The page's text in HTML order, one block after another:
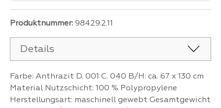
Produktnummer: 98429.2.11
Details
Farbe: Anthrazit D. 001 C. 040 B/H: ca. 67 x 130 cm
Material Nutzschicht: 100 % Polypropylene
Herstellungsart: maschinell gewebt Gesamtgewicht